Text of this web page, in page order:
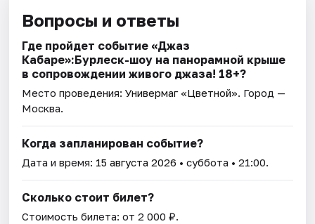
Вопросы и ответы
Где пройдет событие «Джаз
Кабаре»:Бурлеск-шоу на панорамной крыше
в сопровождении живого джаза! 18+?
Место проведения:Универмаг «Цветной». Город —
Москва.
Когда запланирован событие?
Дата и время: 15 августа 2026 • суббота • 21:00.
Сколько стоит билет?
Стоимость билета: от 2 000 ₽.